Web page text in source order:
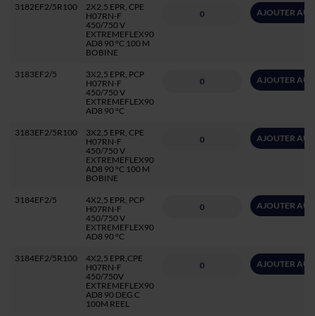
3182EF2/5R100
2X2,5 EPR, CPE
H07RN-F
450/750 V
EXTREMEFLEX90
AD8 90 °C 100 M
BOBINE
AJOUTER AU
3183EF2/5
3X2,5 EPR, PCP
H07RN-F
450/750 V
EXTREMEFLEX90
AD8 90 °C
AJOUTER AU
3183EF2/5R100
3X2,5 EPR, CPE
H07RN-F
450/750 V
EXTREMEFLEX90
AD8 90 °C 100 M
BOBINE
AJOUTER AU
3184EF2/5
4X2,5 EPR, PCP
H07RN-F
450/750 V
EXTREMEFLEX90
AD8 90 °C
AJOUTER AU
3184EF2/5R100
4X2,5 EPR,CPE
H07RN-F
450/750V
EXTREMEFLEX90
AD8 90 DEG C
100M REEL
AJOUTER AU